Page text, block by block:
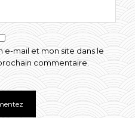
e-mail et mon site dans le
commentaire.